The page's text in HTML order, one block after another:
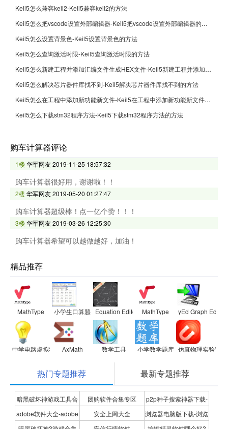
Keil5怎么兼容keil2-Keil5兼容keil2的方法
Keil5怎么把vscode设置外部编辑器-Keil5把vscode设置外部编辑器的方法
Keil5怎么设置背景色-Keil5设置背景色的方法
Keil5怎么查询激活时限-Keil5查询激活时限的方法
Keil5怎么新建工程并添加汇编文件生成HEX文件-Keil5新建工程并添加汇编文件生成HEX文件的方法
Keil5怎么解决芯片器件库找不到-Keil5解决芯片器件库找不到的方法
Keil5怎么在工程中添加新功能新文件-Keil5在工程中添加新功能新文件的方法
Keil5怎么下载stm32程序方法-Keil5下载stm32程序方法的方法
购车计算器评论
1楼华军网友2019-11-25 18:57:32
购车计算器很好用，谢谢啦！！
2楼华军网友2019-05-20 01:27:47
购车计算器超级棒！点一亿个赞！！！
3楼华军网友2019-03-26 12:25:30
购车计算器希望可以越做越好，加油！
精品推荐
MathType 小学生口算题生成器Equation Editor数学公式编辑器
MathType yEd Graph Editor
中学电路虚拟实验室AxMath 数学工具 小学数学题库 仿真物理实验室
热门专题推荐 最新专题推荐
暗黑破坏神游戏工具合
集
团购软件合集专区
p2p种子搜索神器下载-
P2P种子搜索神器专题
adobe软件大全-adobe
安全上网大全
浏览器电脑版下载-浏览